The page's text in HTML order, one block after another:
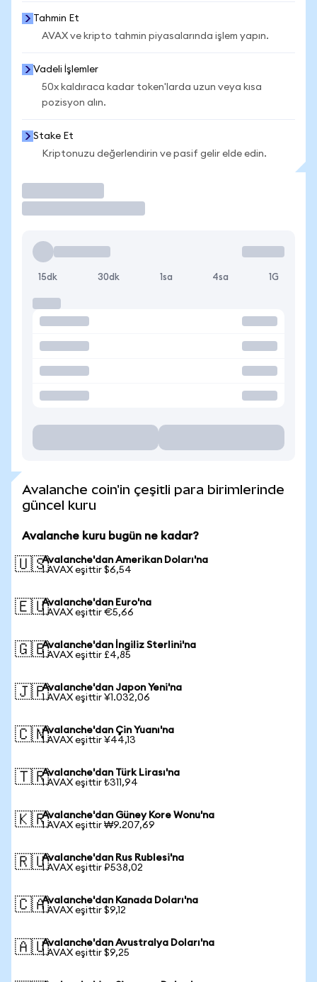
Tahmin Et
AVAX ve kripto tahmin piyasalarında işlem yapın.
Vadeli İşlemler
50x kaldıraca kadar token'larda uzun veya kısa
pozisyon alın.
Stake Et
Kriptonuzu değerlendirin ve pasif gelir elde edin.
15dk 30dk 1sa 4sa 1G
Avalanche coin'in çeşitli para birimlerinde
güncel kuru
Avalanche kuru bugün ne kadar?
🇺🇸Avalanche'dan Amerikan Doları'na
1 AVAX eşittir $6,54
🇪🇺Avalanche'dan Euro'na
1 AVAX eşittir €5,66
🇬🇧Avalanche'dan İngiliz Sterlini'na
1 AVAX eşittir £4,85
🇯🇵Avalanche'dan Japon Yeni'na
1 AVAX eşittir ¥1.032,06
🇨🇳Avalanche'dan Çin Yuanı'na
1 AVAX eşittir ¥44,13
🇹🇷Avalanche'dan Türk Lirası'na
1 AVAX eşittir ₺311,94
🇰🇷Avalanche'dan Güney Kore Wonu'na
1 AVAX eşittir ₩9.207,69
🇷🇺Avalanche'dan Rus Rublesi'na
1 AVAX eşittir ₽538,02
🇨🇦Avalanche'dan Kanada Doları'na
1 AVAX eşittir $9,12
🇦🇺Avalanche'dan Avustralya Doları'na
1 AVAX eşittir $9,25